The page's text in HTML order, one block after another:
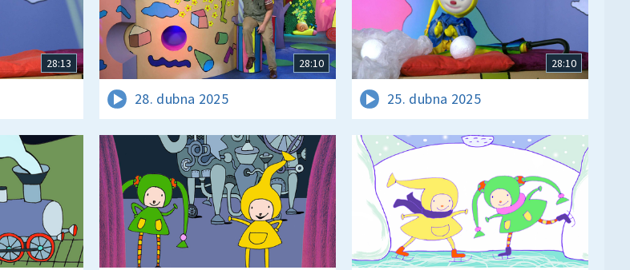
28:13 28:10
28. dubna 2025
28:10
25. dubna 2025